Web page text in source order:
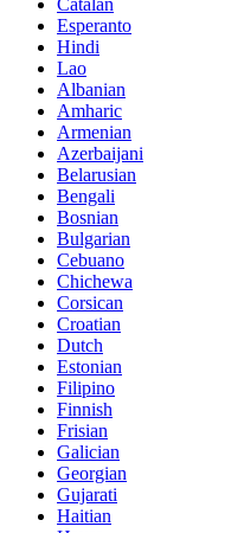
Catalan
Esperanto
Hindi
Lao
Albanian
Amharic
Armenian
Azerbaijani
Belarusian
Bengali
Bosnian
Bulgarian
Cebuano
Chichewa
Corsican
Croatian
Dutch
Estonian
Filipino
Finnish
Frisian
Galician
Georgian
Gujarati
Haitian